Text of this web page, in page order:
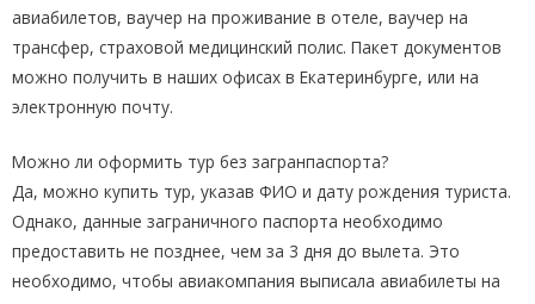
авиабилетов, ваучер на проживание в отеле, ваучер на
трансфер, страховой медицинский полис. Пакет документов
можно получить в наших офисах в Екатеринбурге, или на
электронную почту.
Можно ли оформить тур без загранпаспорта?
Да, можно купить тур, указав ФИО и дату рождения туриста.
Однако, данные заграничного паспорта необходимо
предоставить не позднее, чем за 3 дня до вылета. Это
необходимо, чтобы авиакомпания выписала авиабилеты на